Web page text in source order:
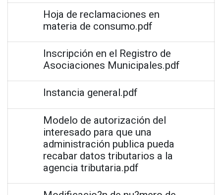
Hoja de reclamaciones en
materia de consumo.pdf
Inscripción en el Registro de
Asociaciones Municipales.pdf
Instancia general.pdf
Modelo de autorización del
interesado para que una
administración publica pueda
recabar datos tributarios a la
agencia tributaria.pdf